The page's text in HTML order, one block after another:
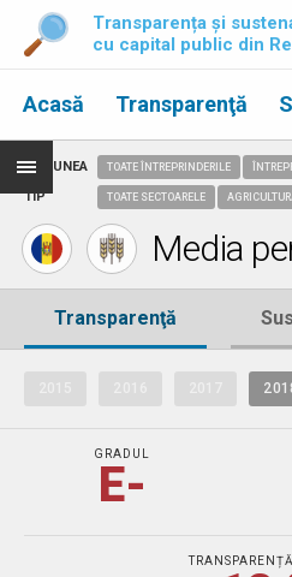
Transparența și
cu capital public din
Acasă Transparenţă
REGIUNEA
TIP
TOATE ÎNTREPRINDERILE
TOATE SECTOARELE
Media
Transparenţă
GRADUL
E-